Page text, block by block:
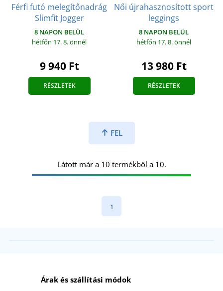
Férfi futó melegítőnadrág
Slimfit Jogger
8 NAPON BELÜL
hétfőn 17. 8.önnél
9 940 Ft
RÉSZLETEK
Női újrahasznosított sport
leggings
8 NAPON BELÜL
hétfőn 17. 8.önnél
13 980 Ft
RÉSZLETEK
FEL
Látott már a 10 termékből a 10.
1
Árak és szállítási módok